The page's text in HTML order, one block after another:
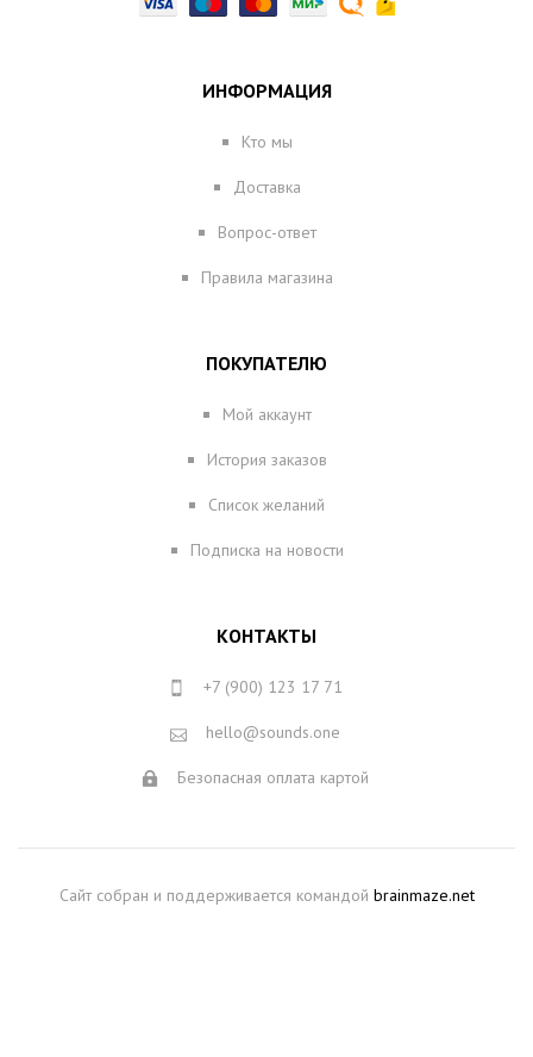
ИНФОРМАЦИЯ
Кто мы
Доставка
Вопрос-ответ
Правила магазина
ПОКУПАТЕЛЮ
Мой аккаунт
История заказов
Список желаний
Подписка на новости
КОНТАКТЫ
+7 (900) 123 17 71
hello@sounds.one
Безопасная оплата картой
Сайт собран и поддерживается командой brainmaze.net